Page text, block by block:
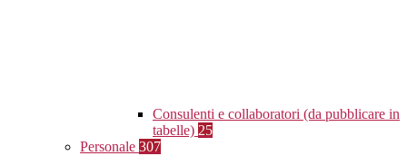
Consulenti e collaboratori (da pubblicare in
tabelle) 25
Personale 307